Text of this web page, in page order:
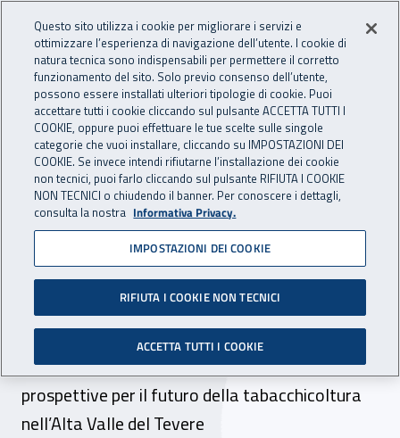
INAIL - Istituto Nazionale
Apri cerca
Navigazione principale
Navigazione - Ti trovi in:
Home Inail comunica News
12 giugno 2018
Sicurezza e lavoro nella
filiera del tabacco
Un convegno a Città di Castello per
approfondire la tematica e tracciare le
prospettive per il futuro della tabacchicoltura
nell’Alta Valle del Tevere
Questo sito utilizza i cookie per migliorare i servizi e
ottimizzare l’esperienza di navigazione dell’utente. I cookie di
natura tecnica sono indispensabili per permettere il corretto
funzionamento del sito. Solo previo consenso dell’utente,
possono essere installati ulteriori tipologie di cookie. Puoi
accettare tutti i cookie cliccando sul pulsante ACCETTA TUTTI I
COOKIE, oppure puoi effettuare le tue scelte sulle singole
categorie che vuoi installare, cliccando su IMPOSTAZIONI DEI
COOKIE. Se invece intendi rifiutarne l’installazione dei cookie
non tecnici, puoi farlo cliccando sul pulsante RIFIUTA I COOKIE
NON TECNICI o chiudendo il banner. Per conoscere i dettagli,
consulta la nostra Informativa Privacy.
IMPOSTAZIONI DEI COOKIE
RIFIUTA I COOKIE NON TECNICI
ACCETTA TUTTI I COOKIE